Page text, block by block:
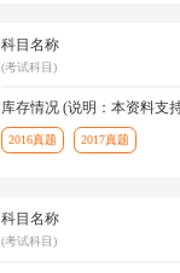
科目名称
(考试科目)
库存情况 (说明：本资料支
2016真题 2017真题
科目名称
(考试科目)